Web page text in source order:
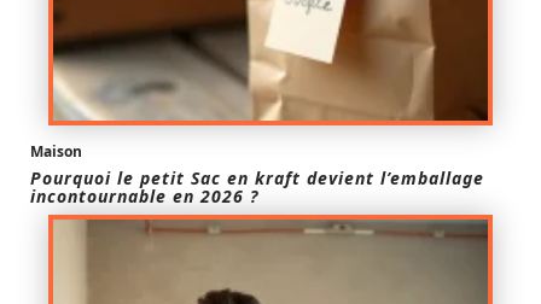
Maison
Pourquoi le petit Sac en kraft devient l’emballage
incontournable en 2026 ?